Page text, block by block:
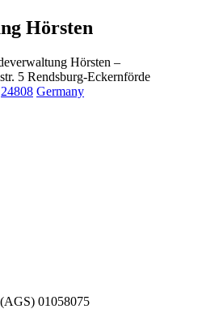
Hörsten
Hörsten –
5 Rendsburg-Eckernförde
24808 Germany
01058075